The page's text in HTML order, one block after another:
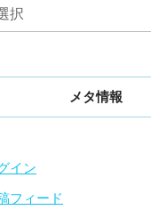
メタ情報
イン
フィード